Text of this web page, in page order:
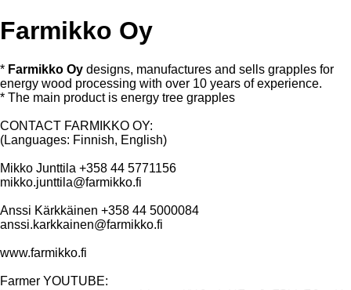
Farmikko Oy
* Farmikko Oy designs, manufactures and sells grapples for
energy wood processing with over 10 years of experience.
* The main product is energy tree grapples
CONTACT FARMIKKO OY:
(Languages: Finnish, English)
Mikko Junttila +358 44 5771156
mikko.junttila@farmikko.fi
Anssi Kärkkäinen +358 44 5000084
anssi.karkkainen@farmikko.fi
www.farmikko.fi
Farmer YOUTUBE: